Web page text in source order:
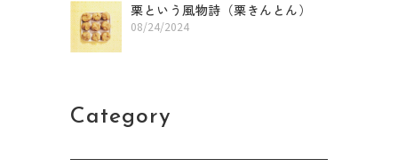
栗という風物詩（栗きんとん）
08/24/2024
Category